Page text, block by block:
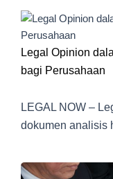
Legal Opinion
bagi Perusahaan
LEGAL NOW –
dokumen analisis